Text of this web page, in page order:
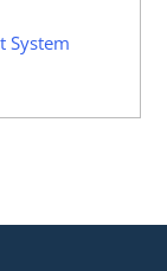
System